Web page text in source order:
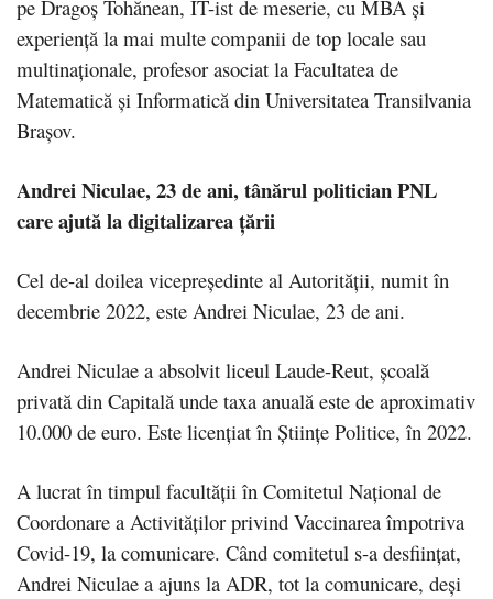
pe Dragoș Tohănean, IT-ist de meserie, cu MBA și
experiență la mai multe companii de top locale sau
multinaționale, profesor asociat la Facultatea de
Matematică și Informatică din Universitatea Transilvania
Brașov.
Andrei Niculae, 23 de ani, tânărul politician PNL
care ajută la digitalizarea țării
Cel de-al doilea vicepreședinte al Autorității, numit în
decembrie 2022, este Andrei Niculae, 23 de ani.
Andrei Niculae a absolvit liceul Laude-Reut, școală
privată din Capitală unde taxa anuală este de aproximativ
10.000 de euro. Este licențiat în Științe Politice, în 2022.
A lucrat în timpul facultății în Comitetul Național de
Coordonare a Activităților privind Vaccinarea împotriva
Covid-19, la comunicare. Când comitetul s-a desființat,
Andrei Niculae a ajuns la ADR, tot la comunicare, deși